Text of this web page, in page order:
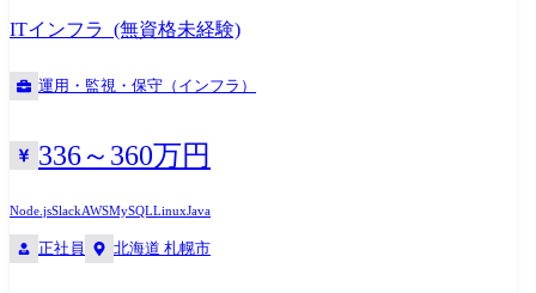
入の効果を実感しながら価値提供を行うことができます。 【マネージャ
ー】 お客様の業務課題や改革テーマを踏まえ、業務アプリケーションを
中心としたシステム化構想の立案・提案から、導入・保守運用を見据え
た全体設計を担います。 業務理解と技術理解の両面をもとに、提案・見
意思決定をリードします。 また、複数案件・チームを統括しながら、組
織運営やリーダー・メンバーの育成を通じて、継続的に価値を提供でき
運用を一貫して推進する現場の中核を担います。 要件定義や基本設計、
ITインフラ_(無資格未経験)
運用・監視・保守（インフラ）
336～360万円
Node.jsSlackAWSMySQLLinuxJava
正社員 北海道 札幌市